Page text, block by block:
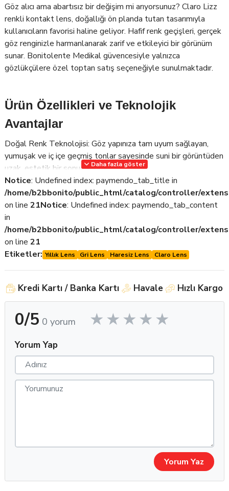
Göz alıcı ama abartısız bir değişim mi arıyorsunuz? Claro Lizz
renkli kontakt lens, doğallığı ön planda tutan tasarımıyla
kullanıcıların favorisi haline geliyor. Hafif renk geçişleri, gerçek
göz renginizle harmanlanarak zarif ve etkileyici bir görünüm
sunar. Bonitolente Medikal güvencesiyle yalnızca
gözlükçülere özel toptan satış seçeneğiyle sunulmaktadır.
Ürün Özellikleri ve Teknolojik
Avantajlar
Doğal Renk Teknolojisi: Göz yapınıza tam uyum sağlayan,
yumuşak ve iç içe geçmiş tonlar sayesinde suni bir görüntüden
uzak, estetik bir sonuç sağlar.
Yüksek Nefes Alabilirlik: Göz sağlığını koruyan yüksek oksijen
geçirgen yapısıyla gözlerde kuruluk, kızarıklık ve yorgunluk
riskini minimuma indirir.
Nem Koruma Katmanı: Gelişmiş nem tutucu yapısı sayesinde
uzun süreli kullanımlarda bile ferahlık hissi sağlar.
Ultra İnce Kenar Tasarımı: Lensin göz kapaklarıyla
sürtünmesini azaltır, batma hissini engeller, lensi ilk kez
kullananlar için idealdir.
Kapsamlı Renk Seçeneği: Günlük kullanımda fark yaratmak
isteyenler için hem dikkat çekici hem de soft tonlar sunar.
Kullanım Alanları & Avantajlar
Günlük estetik kullanım için uygundur
Özel günlerde dikkat çekici bir bakış isteyenlere
Toptan Satış Fırsatları – Neden Claro
Daha fazla göster
Notice: Undefined index: paymendo_tab_title in
/home/b2bbonito/public_html/catalog/controller/
on line 21Notice: Undefined index: paymendo_tab_content
in
/home/b2bbonito/public_html/catalog/controller/
on line 21
Etiketler: Yıllık Lens Gri Lens Haresiz Lens Claro Lens
Kredi Kartı / Banka Kartı Havale Hızlı Kargo
0/5 0 yorum
Yorum Yap
Yorum Yaz